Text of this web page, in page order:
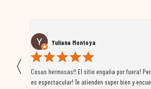
〈
Yuliana Montoya
Cosas hermosas!! El sitio engaña por fuera! Pero dentro
es espectacular! Te atienden super bien y encuentras